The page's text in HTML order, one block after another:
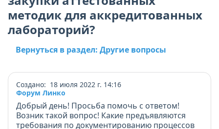
методик для аккредитованных
лабораторий?
Вернуться в раздел: Другие вопросы
Создано: 18 июля 2022 г. 14:16
Форум Линко
Добрый день! Просьба помочь с ответом!
Возник такой вопрос! Какие предъявляются
требования по документированию процессов